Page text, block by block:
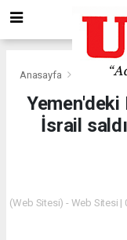
Anasayfa
Yemen'deki
İsrail
(Web Sitesi) - Web Sitesi |